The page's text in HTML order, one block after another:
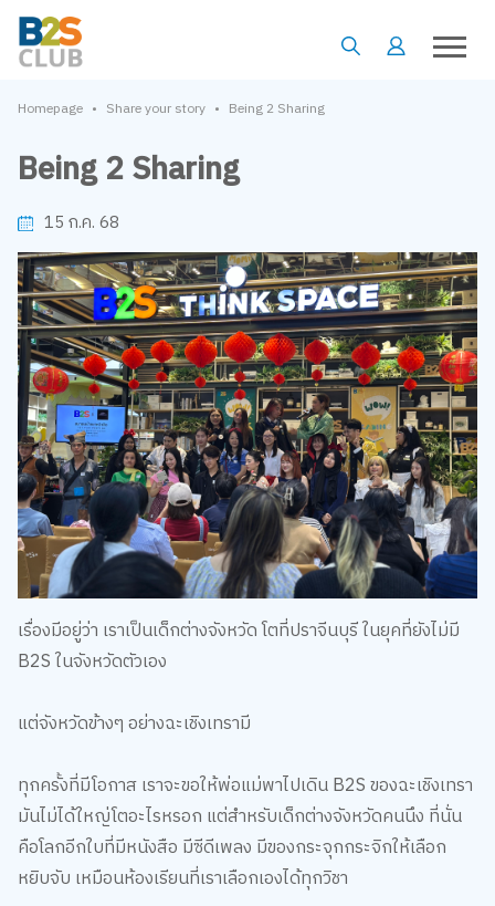
Homepage • Share your story • Being 2 Sharing
Being 2 Sharing
15 ก.ค. 68
เรื่องมีอยู่ว่า เราเป็นเด็กต่างจังหวัด โตที่ปราจีนบุรี ในยุคที่ยังไม่มี
B2S ในจังหวัดตัวเอง
แต่จังหวัดข้างๆ อย่างฉะเชิงเทรามี
ทุกครั้งที่มีโอกาส เราจะขอให้พ่อแม่พาไปเดิน B2S ของฉะเชิงเทรา
มันไม่ได้ใหญ่โตอะไรหรอก แต่สำหรับเด็กต่างจังหวัดคนนึง ที่นั่น
คือโลกอีกใบที่มีหนังสือ มีซีดีเพลง มีของกระจุกกระจิกให้เลือก
หยิบจับ เหมือนห้องเรียนที่เราเลือกเองได้ทุกวิชา